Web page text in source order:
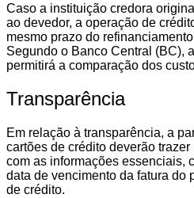
Caso a instituição credora
ao devedor, a operação de
mesmo prazo do
Segundo o Banco Central (BC),
permitirá a comparação dos
Transparência
Em relação à transparência, a
cartões de crédito deverão
com as informações essenciais,
data de vencimento da fatura do
de crédito.